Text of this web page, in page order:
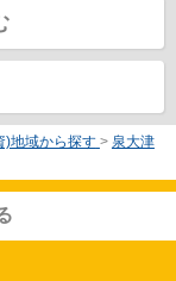
)地域から探す > 泉大津